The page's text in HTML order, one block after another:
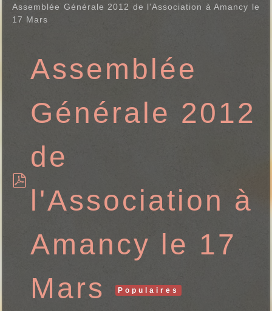
Assemblée Générale 2012 de l'Association à Amancy le
17 Mars
Assemblée
Générale 2012
de
l'Association à
Amancy le 17
Mars
Populaires